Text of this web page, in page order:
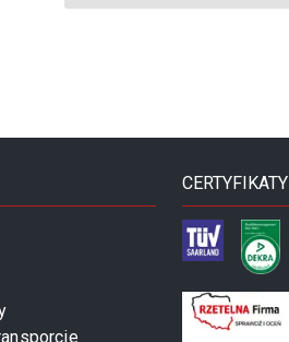
CERTYFIKATY